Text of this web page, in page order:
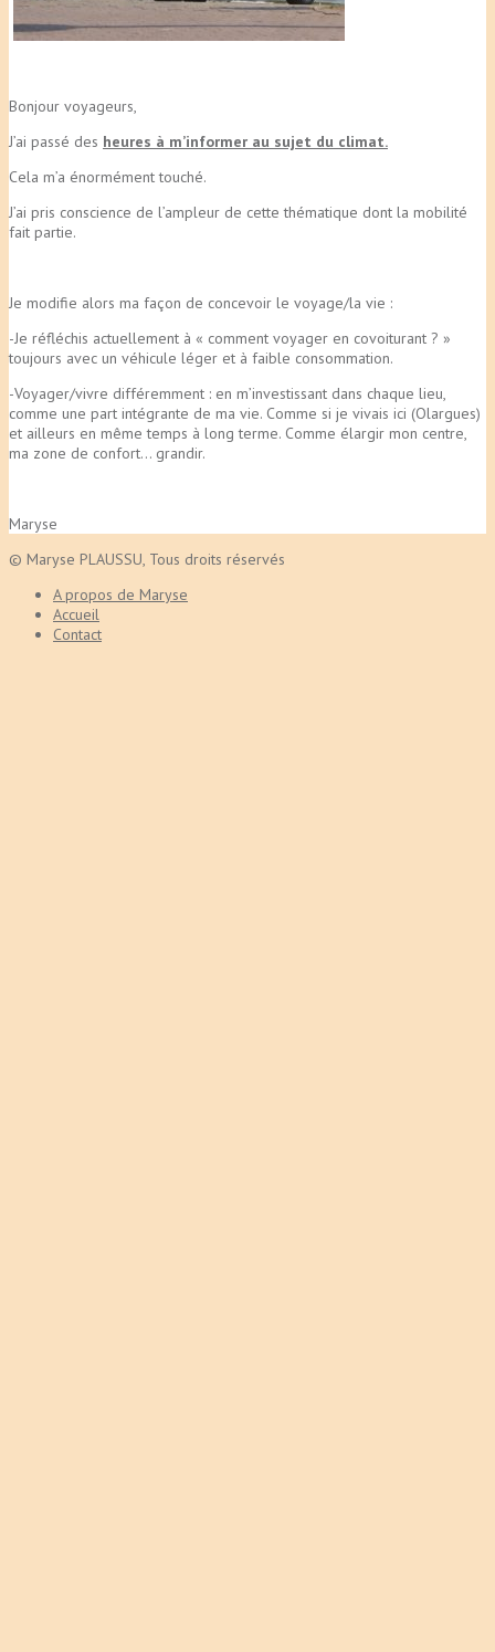
Bonjour voyageurs,
J’ai passé des heures à m’informer au sujet du climat.
Cela m’a énormément touché.
J’ai pris conscience de l’ampleur de cette thématique dont la mobilité
fait partie.
Je modifie alors ma façon de concevoir le voyage/la vie :
-Je réfléchis actuellement à « comment voyager en covoiturant ? »
toujours avec un véhicule léger et à faible consommation.
-Voyager/vivre différemment : en m’investissant dans chaque lieu,
comme une part intégrante de ma vie. Comme si je vivais ici (Olargues)
et ailleurs en même temps à long terme. Comme élargir mon centre,
ma zone de confort… grandir.
Maryse
© Maryse PLAUSSU, Tous droits réservés
A propos de Maryse
Accueil
Contact